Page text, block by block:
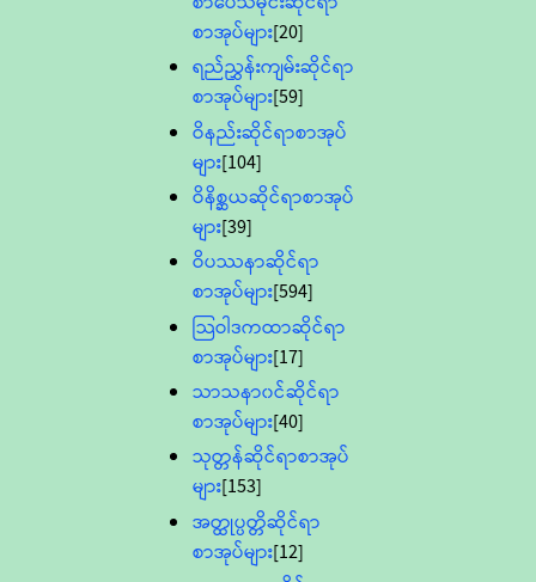
စာအုပ်များ[20]
ရည်ညွှန်းကျမ်းဆိုင်ရာ
စာအုပ်များ[59]
ဝိနည်းဆိုင်ရာစာအုပ်
များ[104]
ဝိနိစ္ဆယဆိုင်ရာစာအုပ်
များ[39]
ဝိပဿနာဆိုင်ရာ
စာအုပ်များ[594]
သြဝါဒကထာဆိုင်ရာ
စာအုပ်များ[17]
သာသနာ၀င်ဆိုင်ရာ
စာအုပ်များ[40]
သုတ္တန်ဆိုင်ရာစာအုပ်
များ[153]
အတ္ထုပ္ပတ္တိဆိုင်ရာ
စာအုပ်များ[12]